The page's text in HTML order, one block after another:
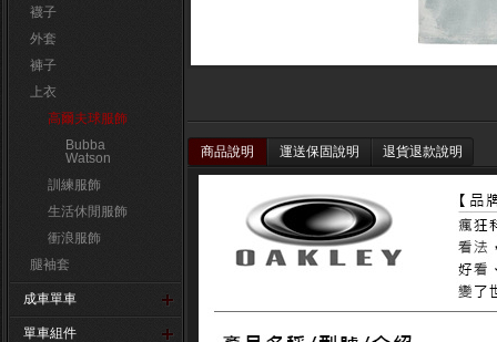
襪子
外套
褲子
上衣
高爾夫球服飾
Bubba
Watson
訓練服飾
生活休閒服飾
衝浪服飾
腿袖套
成車單車
單車組件
商品說明 運送保固說明 退貨退款說明